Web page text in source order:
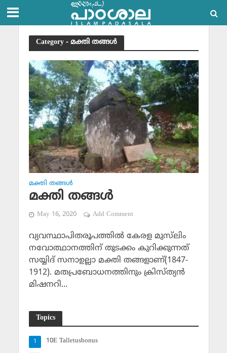
Category - മക്തി തങ്ങള്‍
മക്തി തങ്ങള്‍
മക്തി തങ്ങള്‍
May 16, 2020 Add Comment
വ്യവസ്ഥാപിതരൂപത്തില്‍ കേരള മുസ്‌ലിം
നവോത്ഥാനത്തിന് തുടക്കം കുറിക്കുന്നത്
സയ്യിദ് സനാഉല്ലാ മക്തി തങ്ങളാണ്(1847-
1912). മതപ്രബോധനത്തിനും ക്രിസ്ത്യന്‍
മിഷനറി...
Topics
10E Talletusbonus
1